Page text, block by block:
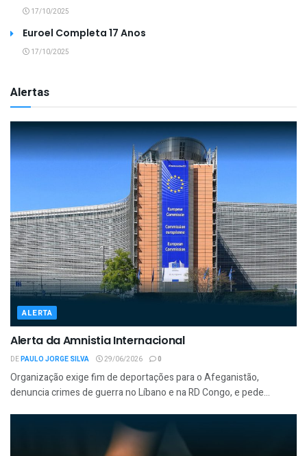
17/10/2025
Euroel Completa 17 Anos
17/10/2025
Alertas
ALERTA
Alerta da Amnistia Internacional
DEPAULO JORGE SILVA 29/06/2026 0
Organização exige fim de deportações para o Afeganistão,
denuncia crimes de guerra no Líbano e na RD Congo, e pede...